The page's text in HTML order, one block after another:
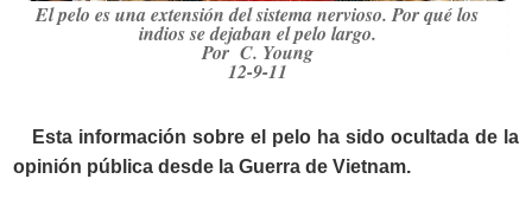
El pelo es una extensión del sistema nervioso. Por qué los
indios se dejaban el pelo largo.
Por C. Young
12-9-11
Esta información sobre el pelo ha sido ocultada de la
opinión pública desde la Guerra de Vietnam.